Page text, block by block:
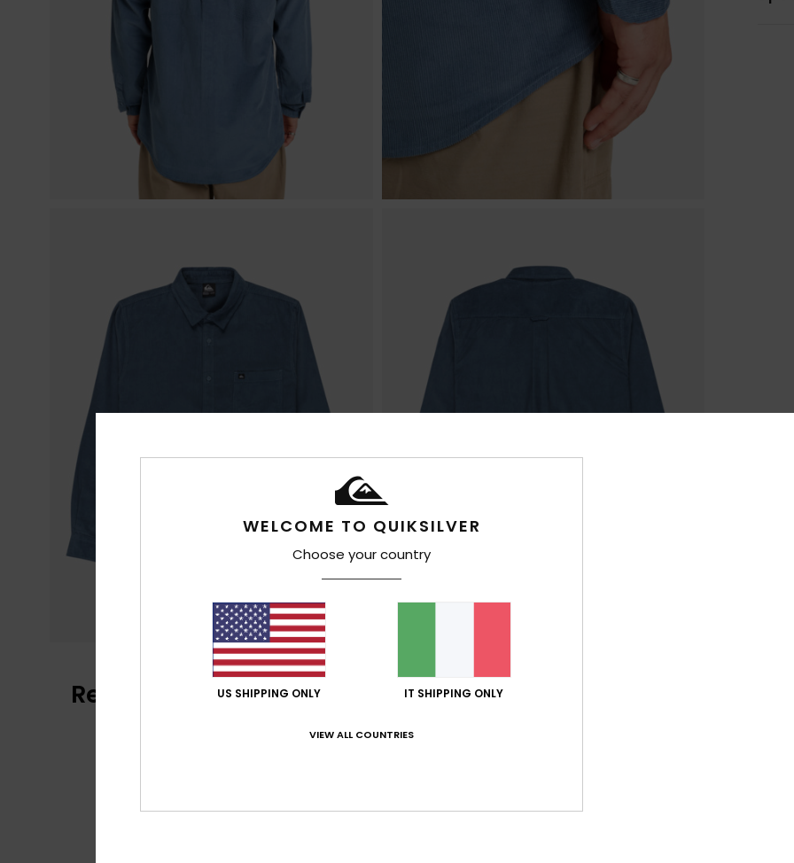
Recensioni dei clienti
4.7
WELCOME TO QUIKSILVER
Choose your country
US SHIPPING ONLY IT SHIPPING ONLY
VIEW ALL COUNTRIES